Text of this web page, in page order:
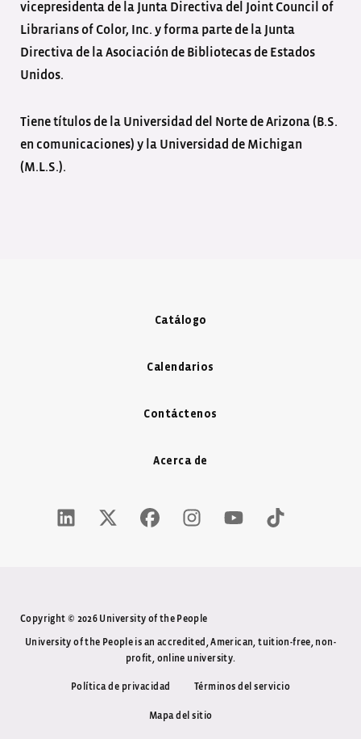
vicepresidenta de la Junta Directiva del Joint Council of
Librarians of Color, Inc. y forma parte de la Junta
Directiva de la Asociación de Bibliotecas de Estados
Unidos.
Tiene títulos de la Universidad del Norte de Arizona (B.S.
en comunicaciones) y la Universidad de Michigan
(M.L.S.).
Catálogo
Calendarios
Contáctenos
Acerca de
LinkedIn Icon - New Window
Twitter X Icon - New Window
Facebook Icon - New Window
Instagram Icon - New Window
Youtube Icon - New
Tiktok Icon -
Copyright © 2026 University of the People
University of the People is an accredited, American, tuition-free, non-
profit, online university.
Política de privacidad Términos del servicio
Mapa del sitio